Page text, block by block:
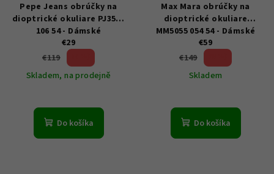
Pepe Jeans obrúčky na
dioptrické okuliare PJ3550
106 54 - Dámské
€29
€119
Skladem, na prodejně
Do košíka
Max Mara obrúčky na
dioptrické okuliare
MM5055 054 54 - Dámské
€59
€149
Skladem
Do košíka